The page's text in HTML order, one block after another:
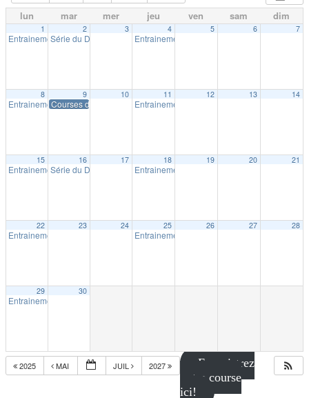
lun mar mer jeu ven sam dim
1
Entrainement extérieur à Shawinigan18:30
2
Série du Diable – Saison 19 – Course # 1
3 4
Entrainement extérieur à Shawinigan
5 6 7
8
Entrainement extérieur à Shawinigan18:30
9
Courses du P’tit Shérif – Course # 1
10 11
Entrainement extérieur à Shawinigan
12 13 14
15
Entrainement extérieur à Shawinigan18:30
16
Série du Diable – Saison 19 – Course # 2
17 18
Entrainement extérieur à Shawinigan
19 20 21
22
Entrainement extérieur à Shawinigan18:30
23 24 25
Entrainement extérieur à Shawinigan
26 27 28
29
Entrainement extérieur à Shawinigan
30
2025 MAI JUIL 2027
Enregistrez
votre course
ici!